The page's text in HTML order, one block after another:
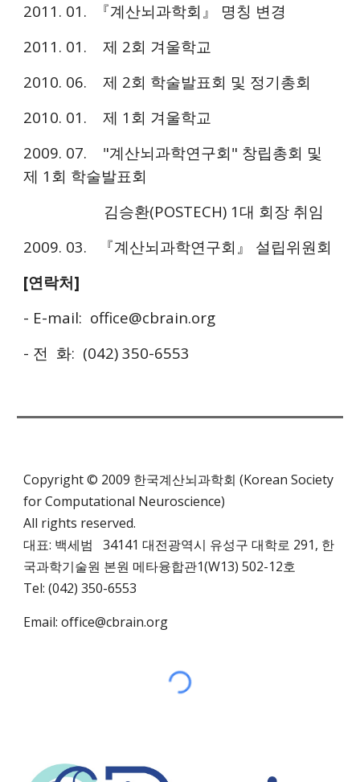
2011. 01. 『계산뇌과학회』 명칭 변경
2011. 01. 제 2회 겨울학교
2010. 06. 제 2회 학술발표회 및 정기총회
2010. 01. 제 1회 겨울학교
2009. 07. "계산뇌과학연구회" 창립총회 및
제 1회 학술발표회
김승환(POSTECH) 1대 회장 취임
2009. 03. 『계산뇌과학연구회』 설립위원회
[연락처]
- E-mail: office@cbrain.org
- 전 화: (042) 350-6553
Copyright © 2009 한국계산뇌과학회 (Korean Society
for Computational Neuroscience)
All rights reserved.
대표: 백세범 34141 대전광역시 유성구 대학로 291, 한
국과학기술원 본원 메타융합관1(W13)502-12호
Tel: (042) 350-6553
Email:office@cbrain.org